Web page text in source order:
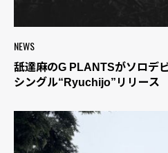
NEWS
舐達麻のG PLANTSがソロデ
シングル“Ryuchijo”リリース